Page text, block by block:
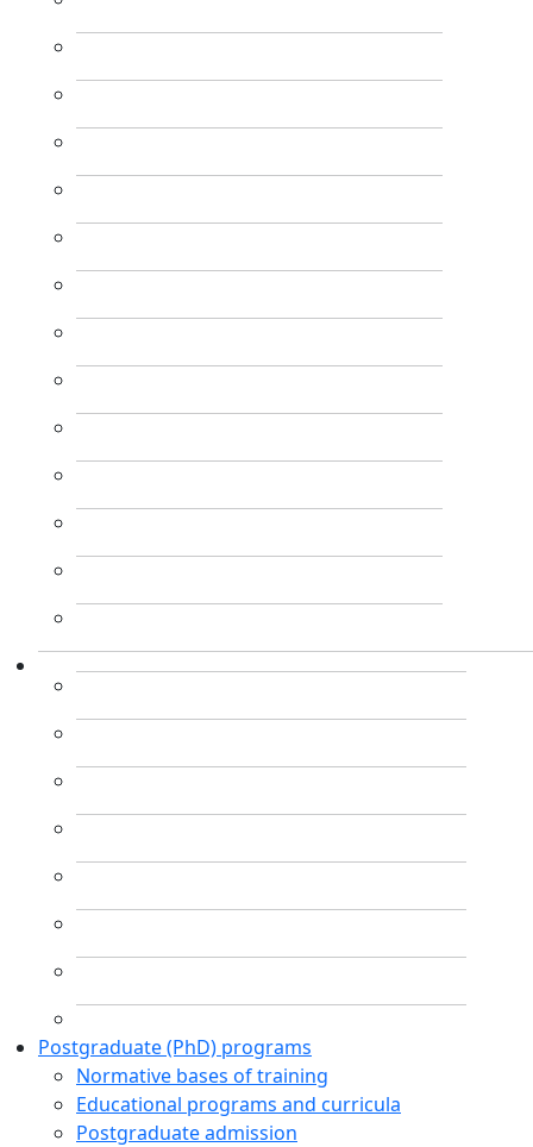
Postgraduate (PhD) programs
Normative bases of training
Educational programs and curricula
Postgraduate admission